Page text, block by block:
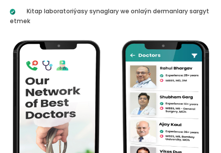
Kitap laboratoriýasy synaglary we onlaýn dermanlary sargyt
etmek